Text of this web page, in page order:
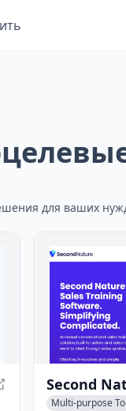
для ваших
Multi-purpose